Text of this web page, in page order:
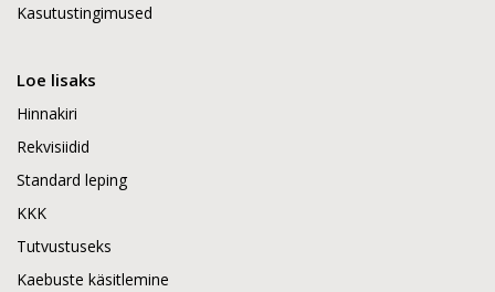
Kasutustingimused
Loe lisaks
Hinnakiri
Rekvisiidid
Standard leping
KKK
Tutvustuseks
Kaebuste käsitlemine